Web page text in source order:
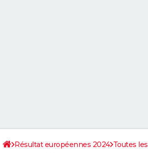
Résultat européennes 2024 Toutes